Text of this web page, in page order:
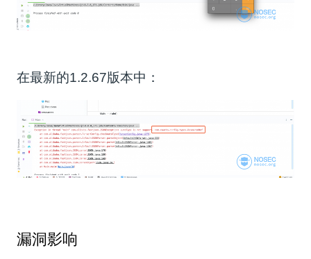
在最新的1.2.67版本中：
漏洞影响